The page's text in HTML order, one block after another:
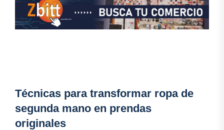
Técnicas para transformar ropa de
segunda mano en prendas
originales